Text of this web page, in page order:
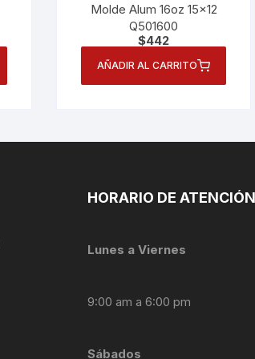
Molde Alum 16oz 15×12
Q501600
$442
AÑADIR AL CARRITO
HORARIO DE ATENCIÓN
Lunes a Viernes
9:00 am a 6:00 pm
Sábados